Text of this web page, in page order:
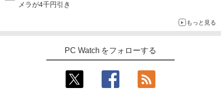
メラが4千円引き
もっと見る
PC Watch をフォローする